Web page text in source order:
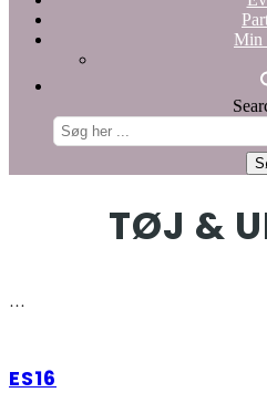
Min
TØJ &
…
ES16